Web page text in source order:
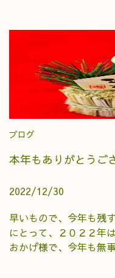
ブログ
本年もありがとうご
2022/12/30
早いもので、今年も残
にとって、２０２２年
おかげ様で、今年も無